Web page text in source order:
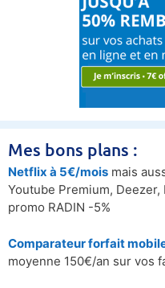
Mes bons plans :
Netflix à 5€/mois mais
Youtube Premium,
promo RADIN -5%
Comparateur forfait
moyenne 150€/an sur vos